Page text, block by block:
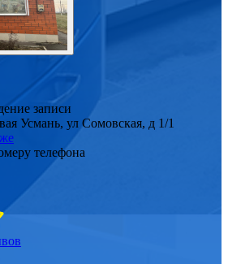
записи
Усмань, ул Сомовская, д 1/1
телефона